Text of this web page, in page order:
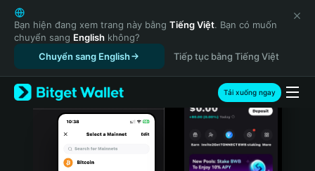
English
日本語
Tiếng Việt
Русский
Español (Latinoamérica)
Türkçe
Italiano
Bạn hiện đang xem trang này bằng Tiếng Việt. Bạn có muốn
chuyển sang English không?
Chuyển sang English
Tiếp tục bằng Tiếng Việt
Tải xuống ngay